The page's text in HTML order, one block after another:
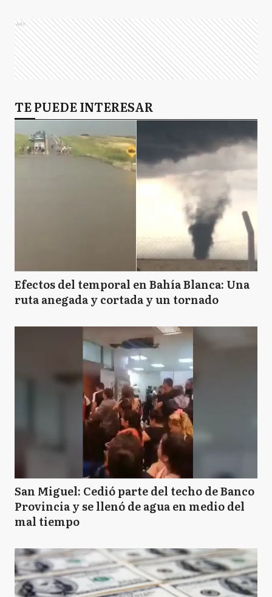
Ads
TE PUEDE INTERESAR
Efectos del temporal en Bahía Blanca: Una
ruta anegada y cortada y un tornado
San Miguel: Cedió parte del techo de Banco
Provincia y se llenó de agua en medio del
mal tiempo